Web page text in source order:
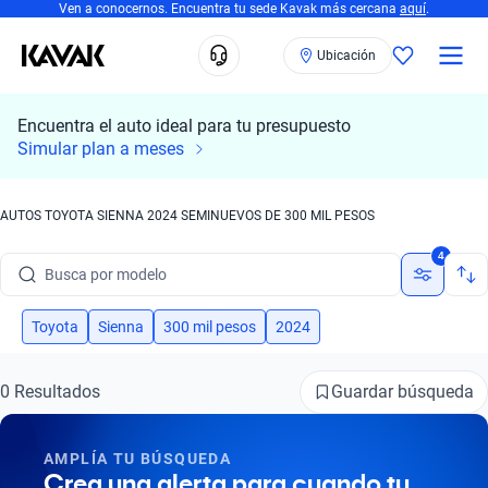
Ven a conocernos. Encuentra tu sede Kavak más cercana aquí.
Ubicación
Encuentra el auto ideal para tu presupuesto
Simular plan a meses
AUTOS TOYOTA SIENNA 2024 SEMINUEVOS DE 300 MIL PESOS
Busca por modelo
Busca por versión
Busca por marca
Busca por modelo
4
Toyota Sienna 300 mil pesos 2024
0 Resultados Guardar búsqueda
AMPLÍA TU BÚSQUEDA